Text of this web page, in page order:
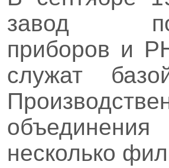
завод
приборов и
служат
несколько